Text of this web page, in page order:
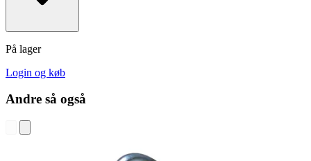
På lager
Login og køb
Andre så også